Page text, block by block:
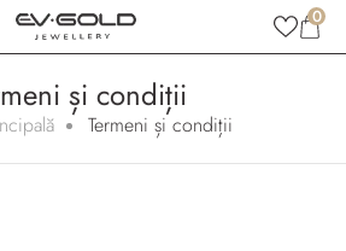
0
și condiții
Termeni și condiții